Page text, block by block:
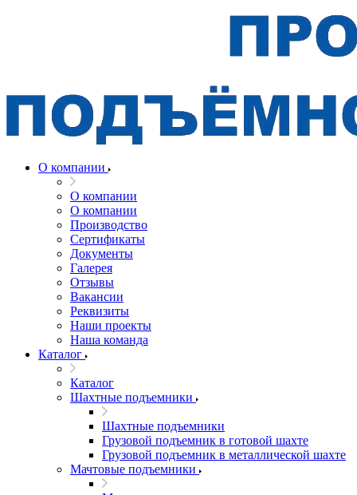
О компании
О компании
О компании
Производство
Сертификаты
Документы
Галерея
Отзывы
Вакансии
Реквизиты
Наши проекты
Наша команда
Каталог
Каталог
Шахтные подъемники
Шахтные подъемники
Грузовой подъемник в готовой шахте
Грузовой подъемник в металлической шахте
Мачтовые подъемники